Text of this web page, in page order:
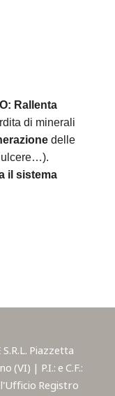
Rallenta
di minerali
delle
ulcere…).
il sistema
Piazzetta
(VI) | P.I.: e C.F.:
Registro